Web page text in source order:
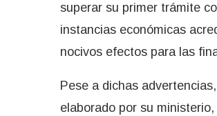
superar su primer trámite
instancias económicas
nocivos efectos para las
Pese a dichas
elaborado por su